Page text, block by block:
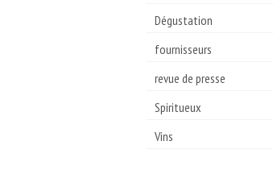
Dégustation
fournisseurs
revue de presse
Spiritueux
Vins